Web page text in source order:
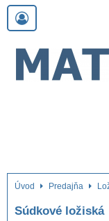
Úvod Predajňa
Súdkové ložiská